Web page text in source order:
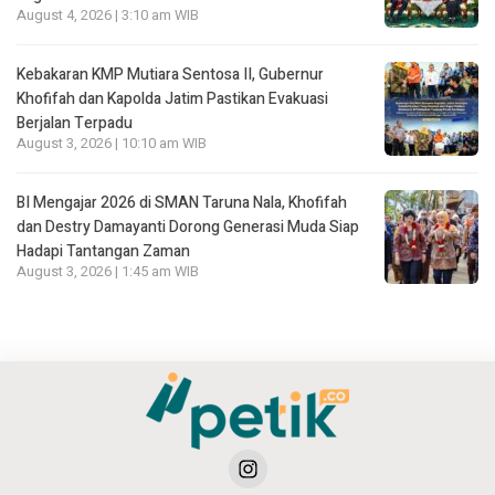
August 4, 2026 | 3:10 am WIB
Kebakaran KMP Mutiara Sentosa II, Gubernur
Khofifah dan Kapolda Jatim Pastikan Evakuasi
Berjalan Terpadu
August 3, 2026 | 10:10 am WIB
BI Mengajar 2026 di SMAN Taruna Nala, Khofifah
dan Destry Damayanti Dorong Generasi Muda Siap
Hadapi Tantangan Zaman
August 3, 2026 | 1:45 am WIB